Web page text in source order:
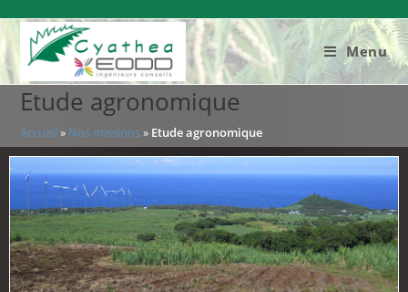
Menu
Etude agronomique
Accueil » Nos missions» Etude agronomique